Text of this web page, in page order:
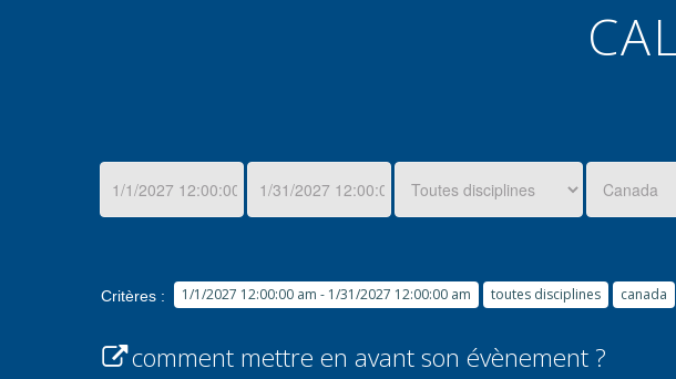
Critères : 1/1/2027 12:00:00 am - 1/31/2027 12:00:00 am toutes disciplines canada
comment mettre en avant son évènement ?